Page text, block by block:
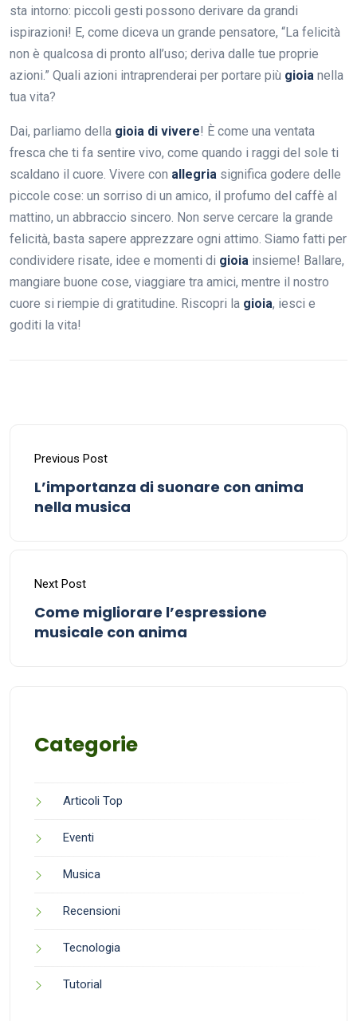
sta intorno: piccoli gesti possono derivare da grandi
ispirazioni! E, come diceva un grande pensatore, “La felicità
non è qualcosa di pronto all’uso; deriva dalle tue proprie
azioni.” Quali azioni intraprenderai per portare più gioia nella
tua vita?
Dai, parliamo della gioia di vivere! È come una ventata
fresca che ti fa sentire vivo, come quando i raggi del sole ti
scaldano il cuore. Vivere con allegria significa godere delle
piccole cose: un sorriso di un amico, il profumo del caffè al
mattino, un abbraccio sincero. Non serve cercare la grande
felicità, basta sapere apprezzare ogni attimo. Siamo fatti per
condividere risate, idee e momenti di gioia insieme! Ballare,
mangiare buone cose, viaggiare tra amici, mentre il nostro
cuore si riempie di gratitudine. Riscopri la gioia, iesci e
goditi la vita!
Previous Post
L’importanza di suonare con anima
nella musica
Next Post
Come migliorare l’espressione
musicale con anima
Categorie
Articoli Top
Eventi
Musica
Recensioni
Tecnologia
Tutorial